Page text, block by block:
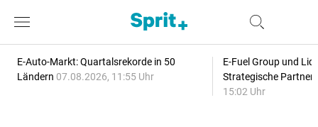
E-Auto-Markt: Quartalsrekorde in 50
Ländern 07.08.2026, 11:55 Uhr
E-Fuel Group und
Strategische
15:02 Uhr